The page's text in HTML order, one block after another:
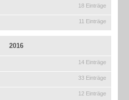
18 Einträge
11 Einträge
2016
14 Einträge
33 Einträge
12 Einträge